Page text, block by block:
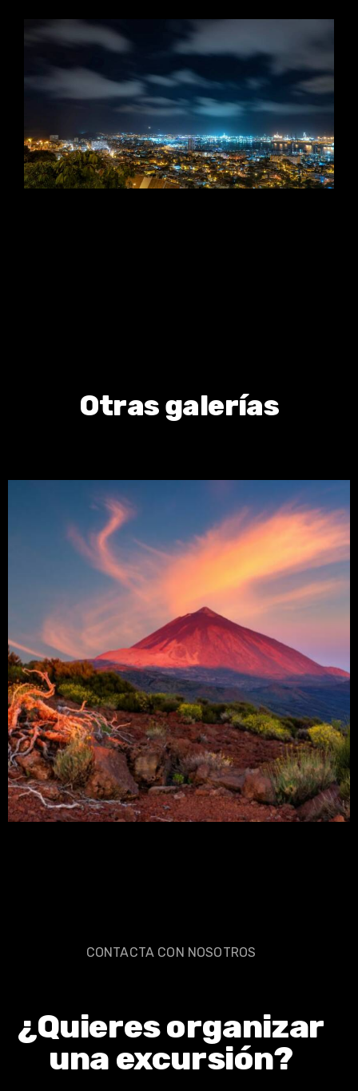
Otras galerías
CONTACTA CON NOSOTROS
¿Quieres organizar
una excursión?